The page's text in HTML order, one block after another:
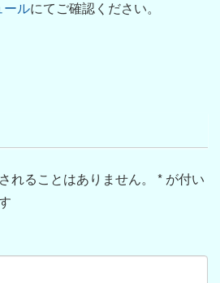
ールにてご確認ください。
れることはありません。 * が付い